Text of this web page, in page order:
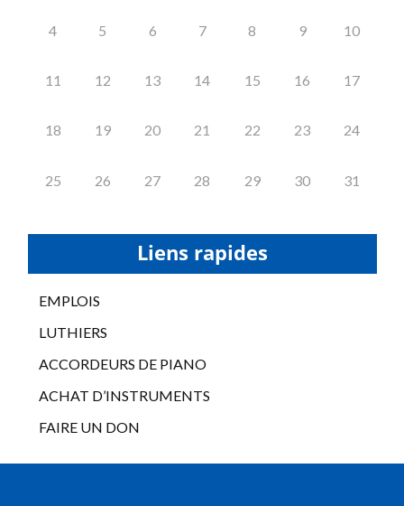
4 5 6 7 8 9 10
11 12 13 14 15 16 17
18 19 20 21 22 23 24
25 26 27 28 29 30 31
Liens rapides
EMPLOIS
LUTHIERS
ACCORDEURS DE PIANO
ACHAT D’INSTRUMENTS
FAIRE UN DON